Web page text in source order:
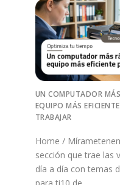
UN COMPUTADOR
EQUIPO MÁS
TRABAJAR
Home /
sección que trae las
día a día con temas